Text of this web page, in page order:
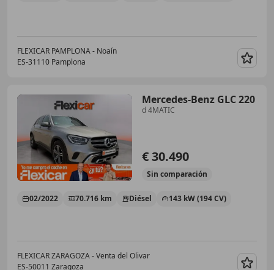
FLEXICAR PAMPLONA - Noaín
ES-31110 Pamplona
Mercedes-Benz GLC 220
d 4MATIC
€ 30.490
Sin comparación
02/2022 70.716 km Diésel 143 kW (194 CV)
FLEXICAR ZARAGOZA - Venta del Olivar
ES-50011 Zaragoza